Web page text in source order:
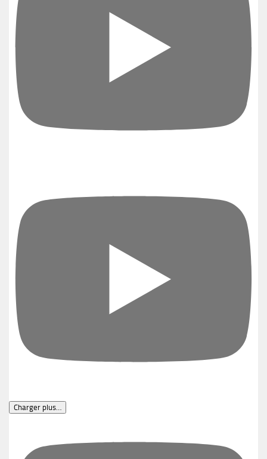
Charger plus…